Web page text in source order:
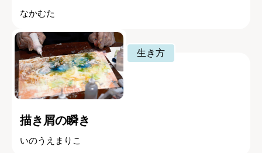
なかむた
生き方
描き屑の瞬き
いのうえまりこ